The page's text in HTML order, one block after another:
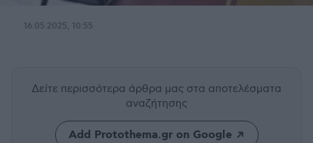
16.05.2025, 10:55
Δείτε περισσότερα άρθρα μας στα αποτελέσματα
αναζήτησης
Add Protothema.gr on Google